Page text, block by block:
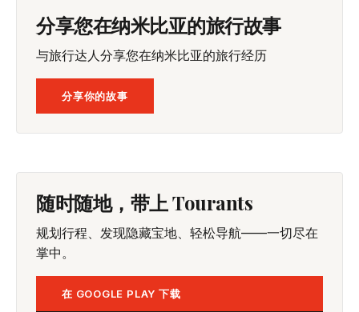
分享您在纳米比亚的旅行故事
与旅行达人分享您在纳米比亚的旅行经历
分享你的故事
随时随地，带上 Tourants
规划行程、发现隐藏宝地、轻松导航——一切尽在
掌中。
在 GOOGLE PLAY 下载